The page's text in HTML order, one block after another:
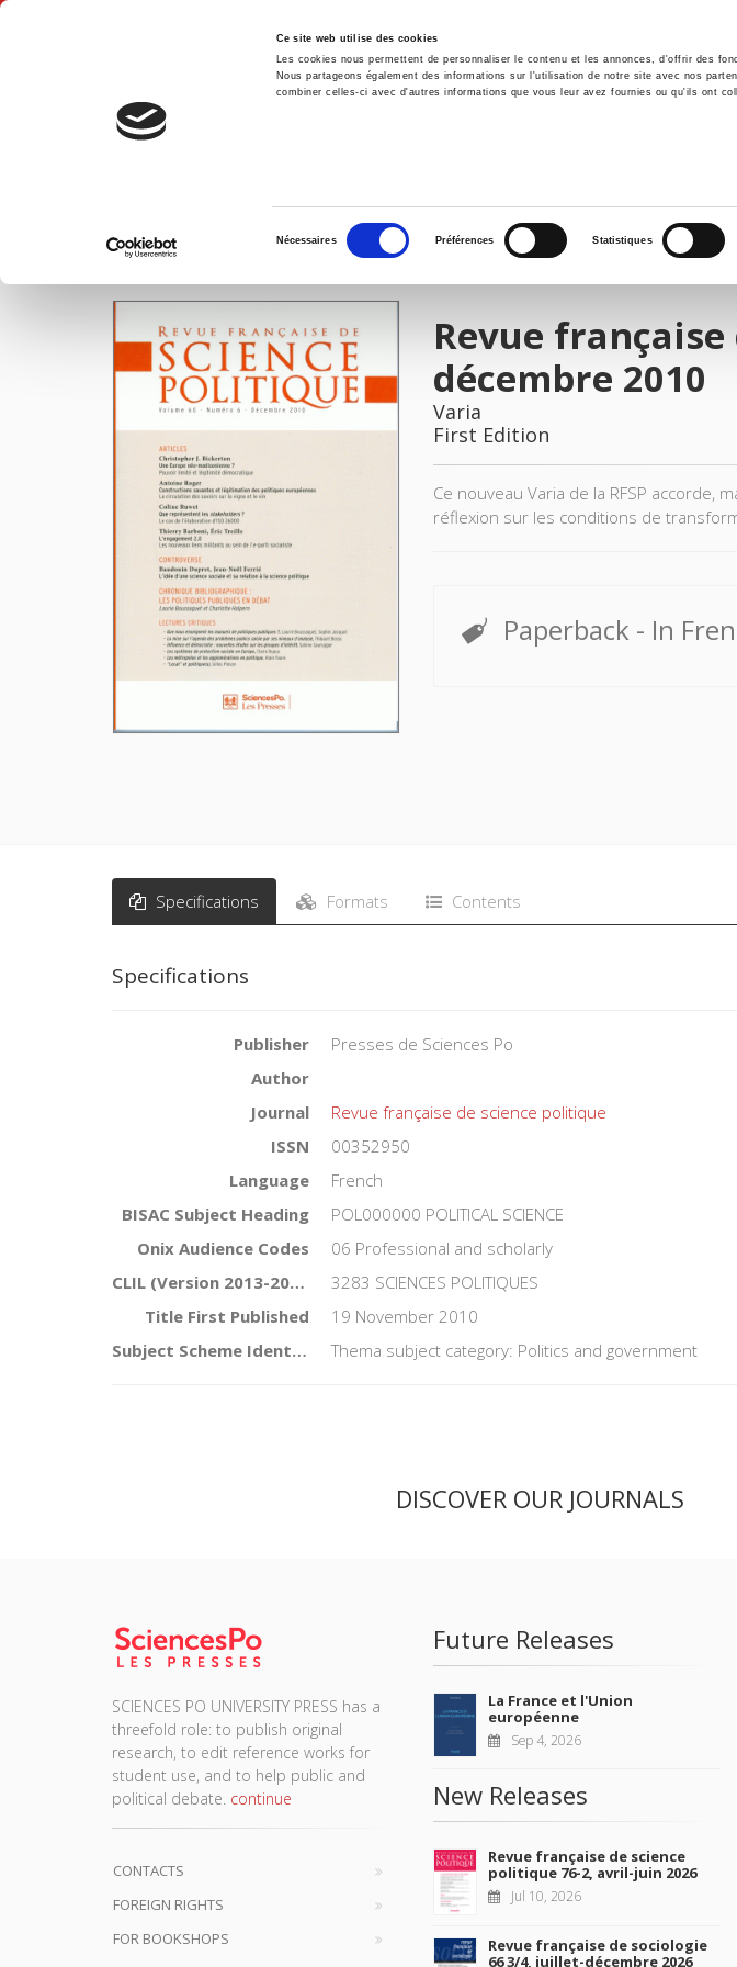
Ce site web utilise des cookies
Les cookies nous permettent de personnaliser le contenu et les annonces, d'offrir des
Nous partageons également des informations sur l'utilisation de notre site avec nos
combiner celles-ci avec d'autres informations que vous leur avez fournies ou qu'ils ont
consentement
Nécessaires Préférences Statistiques
Home Environment
IMAGES
Revue
décembre 2010
Varia
First Edition
Ce nouveau Varia de la RFSP
réflexion sur les conditions de
Paperback - In
Specifications Formats Contents
Specifications
Publisher
Presses de Sciences Po
Author
Journal
Revue française de science politique
ISSN
00352950
Language
French
BISAC Subject Heading
POL000000 POLITICAL SCIENCE
Onix Audience Codes
06 Professional and scholarly
CLIL (Version 2013-2019)
3283 SCIENCES POLITIQUES
Title First Published
19 November 2010
Subject Scheme Identifier Code
Thema subject category: Politics and government
DISCOVER OUR JOURNALS
SCIENCES PO UNIVERSITY PRESS has a
threefold role: to publish original
research, to edit reference works for
student use, and to help public and
political debate. continue
CONTACTS
FOREIGN RIGHTS
FOR BOOKSHOPS
Future Releases
La France et l'Union
européenne
Sep 4, 2026
New Releases
Revue française de science
politique 76-2, avril-juin 2026
Jul 10, 2026
Revue française de sociologie
66 3/4, juillet-décembre 2026